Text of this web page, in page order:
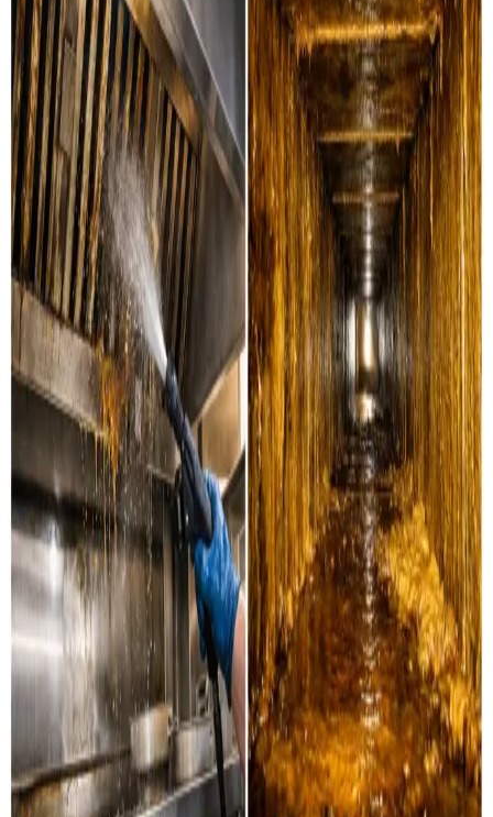
Grundig rensning af ventilationskanaler, ventiler og
aggregater i private boliger i Tarm. Vi servicerer alle
mærker.
Læs mere
Industri & erhverv
Professionel rensning af industrielle ventilationssystemer
og erhvervsanlæg i Tarm og omegn.
Læs mere